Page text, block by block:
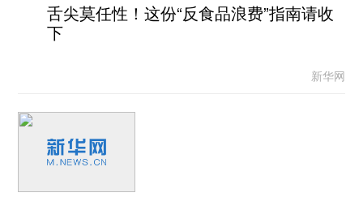
舌尖莫任性！这份“反食品浪费”指南请收
下
新华网